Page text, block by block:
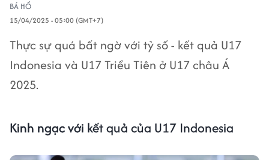
BÁ HỔ
15/04/2025 - 05:00 (GMT+7)
Thực sự quá bất ngờ với tỷ số - kết quả U17
Indonesia và U17 Triều Tiên ở U17 châu Á
2025.
Kinh ngạc với kết quả của U17 Indonesia